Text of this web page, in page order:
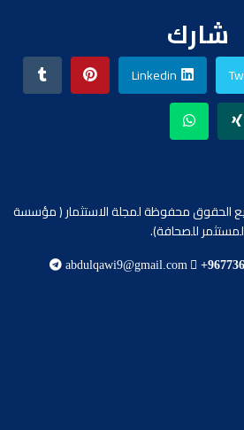
شارك
Linkedin
يونيو 2018 / جميع الحقوق محفوظة لمجلة الاستثمار ( مؤسسة
للصحافة).
abdulqawi9@gmail.com